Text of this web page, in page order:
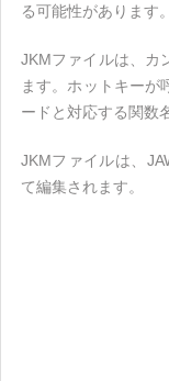
る可能性があります。
JKMファイルは、カ
ます。ホットキーが
ードと対応する関数
JKMファイルは、
て編集されます。